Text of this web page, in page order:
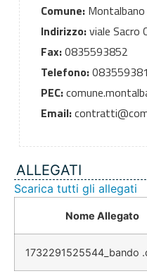
Comune:Montalbano
Indirizzo:viale Sacro
Fax:0835593852
Telefono:
PEC:
Email:
ALLEGATI
Scarica tutti gli allegati
Nome Allegato
1732291525544_bando